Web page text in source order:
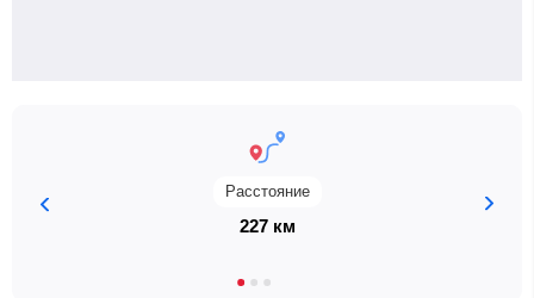
Расстояние
227 км